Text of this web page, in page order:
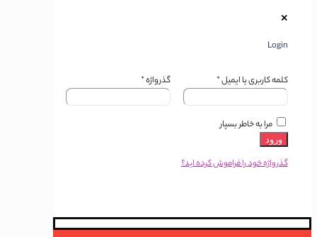
Login
کلمه کاربری یا ایمیل* گذرواژه*
مرا به خاطر بسپار
ورود
گذرواژه خود را فراموش کرده اید؟